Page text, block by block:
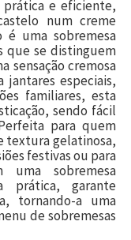
e eficiente,
num creme
uma sobremesa
que se distinguem
sensação cremosa
jantares especiais,
familiares, esta
sendo fácil
para quem
textura gelatinosa,
festivas ou para
uma sobremesa
prática, garante
tornando-a uma
de sobremesas